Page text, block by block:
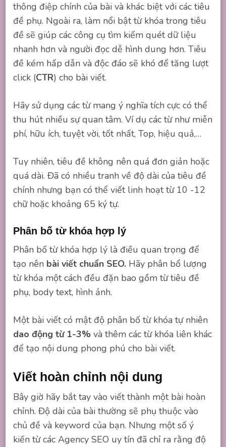
thông điệp chính của bài và khác biệt với các tiêu
đề phụ. Ngoài ra, làm nổi bật từ khóa trong tiêu
đề sẽ giúp các công cụ tìm kiếm quét dữ liệu
nhanh hơn và người đọc dễ hình dung hơn. Tiêu
đề kém hấp dẫn và độc đáo sẽ khó để tăng lượt
click (CTR) cho bài viết.
Hãy sử dụng các từ mang ý nghĩa tích cực có thể
thu hút nhiều sự quan tâm. Ví dụ các từ như miễn
phí, hữu ích, tuyệt vời, tốt nhất, Top, hiệu quả,…
Tuy nhiên, tiêu đề không nên quá đơn giản hoặc
quá dài. Đã có nhiều tranh về độ dài của tiêu đề
chính nhưng bạn có thể viết linh hoạt từ 10 -12
chữ hoặc khoảng 65 ký tự.
Phân bố từ khóa hợp lý
Phân bố từ khóa hợp lý là điều quan trọng để
tạo nên bài viết chuẩn SEO. Hãy phân bổ lượng
từ khóa một cách đều đặn bao gồm từ tiêu đề
phụ, body text, hình ảnh.
Một bài viết có mật độ phân bố từ khóa tự nhiên
dao động từ 1-3% và thêm các từ khóa liên khác
để tạo nội dung phong phú cho bài viết.
Viết hoàn chỉnh nội dung
Bây giờ hãy bắt tay vào viết thành một bài hoàn
chỉnh. Độ dài của bài thường sẽ phụ thuộc vào
chủ đề và keyword của bạn. Nhưng một số ý
kiến từ cácAgency SEO uy tín đã chỉ ra rằng độ